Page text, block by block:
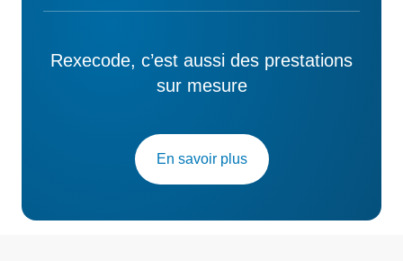
Rexecode, c’est aussi des prestations
sur mesure
En savoir plus